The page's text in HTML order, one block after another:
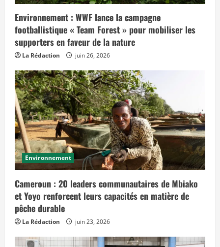
Environnement : WWF lance la campagne
footballistique « Team Forest » pour mobiliser les
supporters en faveur de la nature
La Rédaction juin 26, 2026
Environnement
Cameroun : 20 leaders communautaires de Mbiako
et Yoyo renforcent leurs capacités en matière de
pêche durable
La Rédaction juin 23, 2026